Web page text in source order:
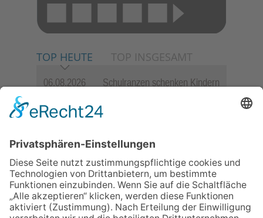
TOP HEUTE TOP INSGESAMT
06.08.2026
Schulranzen schenken Kindern
06.08.2026
Zwischen Fachwerk, Wein und
Weinzeit begeistert die
Burgstadt
06.08.2026
„Freundschaft, das ist wie
Heimat“ – Lions-Präsident
Jürgen Rohrmann setzt auf
Gemeinschaft und Bewährtes